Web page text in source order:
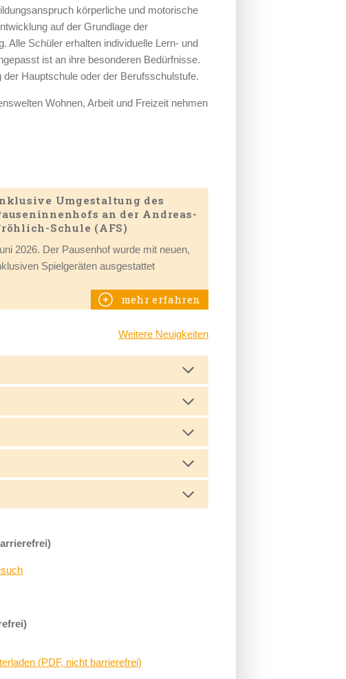
körperliche und motorische
auf der Grundlage der
Alle Schüler erhalten individuelle Lern- und
ist an ihre besonderen Bedürfnisse.
Hauptschule oder der Berufsschulstufe.
Wohnen, Arbeit und Freizeit nehmen
Umgestaltung des
an der Andreas-
Schule (AFS)
2026. Der Pausenhof wurde mit neuen,
Spielgeräten ausgestattet
mehr erfahren
Weitere Neuigkeiten
(PDF, nicht barrierefrei)